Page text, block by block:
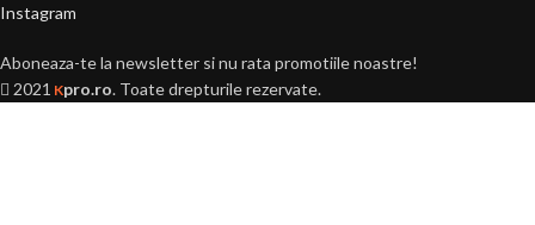
Instagram
Aboneaza-te la newsletter si nu rata promotiile noastre!
2021 Kpro.ro. Toate drepturile rezervate.